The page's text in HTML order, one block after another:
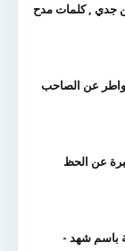
جدي , كلمات مدح
عن الصاحب
عن الحظ
باسم شهد -